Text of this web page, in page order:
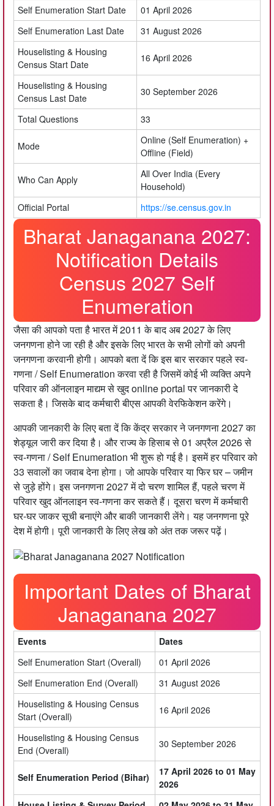
Self Enumeration Start Date
01 April 2026
Self Enumeration Last Date
31 August 2026
Houselisting & Housing
Census Start Date
16 April 2026
Houselisting & Housing
Census Last Date
30 September 2026
Total Questions 33
Mode
Online (Self Enumeration) +
Offline (Field)
Who Can Apply
All Over India (Every
Household)
Official Portal
https://se.census.gov.in
Bharat Janaganana 2027:
Notification Details
Census 2027 Self
Enumeration
जैसा की आपको पता है भारत में 2011 के बाद अब 2027 के लिए
जनगणना होने जा रही है और इसके लिए भारत के सभी लोगों को अपनी
जनगणना करवानी होगी। आपको बता दें कि इस बार सरकार पहले स्व-
गणना / Self Enumeration करवा रही है जिसमें कोई भी व्यक्ति अपने
परिवार की ऑनलाइन माद्यम से खुद online portal पर जानकारी दे
सकता है। जिसके बाद कर्मचारी बीएस आपकी वेरफिकेशन करेंगे।
आपकी जानकारी के लिए बता दें कि केंद्र सरकार ने जनगणना 2027 का
शेड्यूल जारी कर दिया है। और राज्य के हिसाब से 01 अप्रैल 2026 से
स्व-गणना / Self Enumeration भी शुरू हो गई है। इसमें हर परिवार को
33 सवालों का जवाब देना होगा। जो आपके परिवार या फिर घर – जमीन
से जुड़े होंगे। इस जनगणना 2027 में दो चरण शामिल हैं, पहले चरण में
परिवार खुद ऑनलाइन स्व-गणना कर सकते हैं। दूसरा चरण में कर्मचारी
घर-घर जाकर सूची बनाएंगे और बाकी जानकारी लेंगे। यह जनगणना पूरे
देश में होगी। पूरी जानकारी के लिए लेख को अंत तक जरूर पढ़ें।
Important Dates of Bharat
Janaganana 2027
Events
Dates
Self Enumeration Start (Overall)
01 April 2026
Self Enumeration End (Overall)
31 August 2026
Houselisting & Housing Census
Start (Overall)
16 April 2026
Houselisting & Housing Census
End (Overall)
30 September 2026
Self Enumeration Period (Bihar)
17 April 2026 to 01 May
2026